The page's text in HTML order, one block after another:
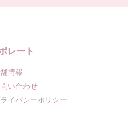
レート
情報
い合わせ
イバシーポリシー